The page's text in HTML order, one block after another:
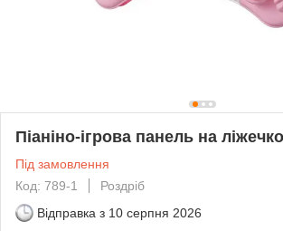
Піаніно-ігрова панель на ліжечко
Під замовлення
Код: 789-1
Роздріб
Відправка з 10 серпня 2026